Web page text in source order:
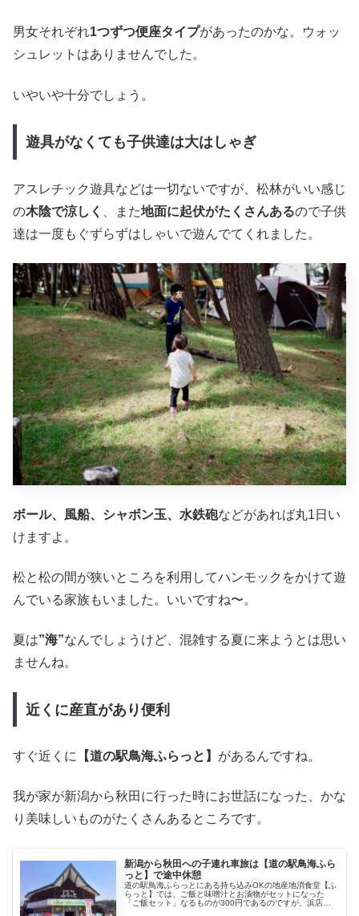
男女それぞれ1つずつ便座タイプがあったのかな。ウォッ
シュレットはありませんでした。
いやいや十分でしょう。
遊具がなくても子供達は大はしゃぎ
アスレチック遊具などは一切ないですが、松林がいい感じ
の木陰で涼しく 、また地面に起伏がたくさんあるので子供
達は一度もぐずらずはしゃいで遊んでてくれました。
ボール、風船、シャボン玉、水鉄砲などがあれば丸1日い
けますよ。
松と松の間が狭いところを利用してハンモックをかけて遊
んでいる家族もいました。いいですね〜。
夏は”海”なんでしょうけど、混雑する夏に来ようとは思い
ませんね。
近くに産直があり便利
すぐ近くに 【道の駅鳥海ふらっと】 があるんですね。
我が家が新潟から秋田に行った時にお世話になった、かな
り美味しいものがたくさんあるところです。
新潟から秋田への子連れ車旅は【道の駅鳥海ふら
っと】で途中休憩
道の駅鳥海ふらっとにある持ち込みOKの地産地消食堂【ふ
らっと】では、ご飯と味噌汁とお漬物がセットになった
「ご飯セット」なるものが300円であるのですが、浜店で